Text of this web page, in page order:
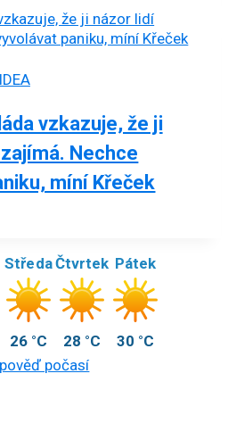
vzkazuje, že ji
Nechce
míní Křeček
Středa
26 °C
Čtvrtek
28 °C
Pátek
30 °C
počasí